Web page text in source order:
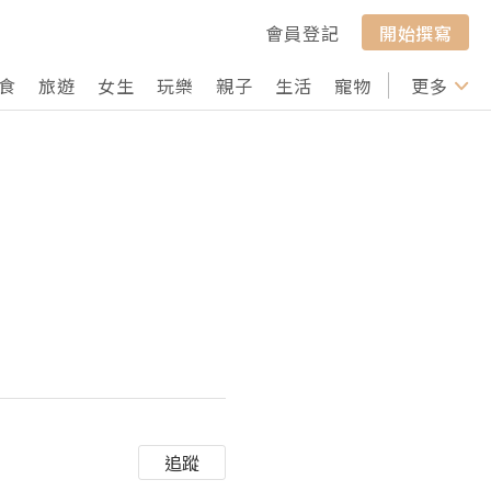
會員登記
開始撰寫
旅遊 女生 玩樂 親子 生活 寵物 行山 打卡
更多
追蹤